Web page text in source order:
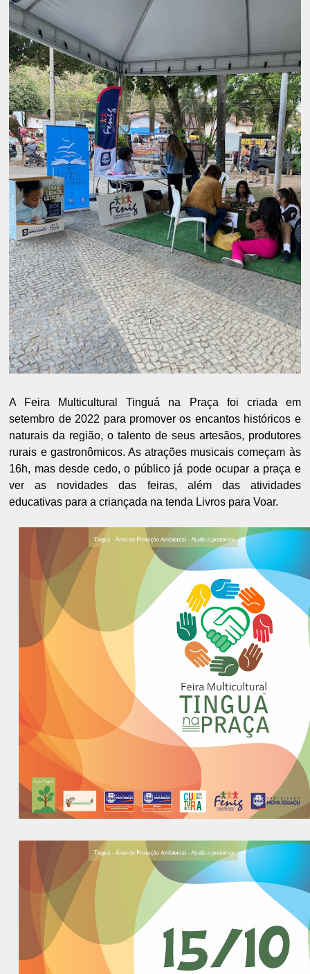
A Feira Multicultural Tinguá na Praça foi criada em
setembro de 2022 para promover os encantos históricos e
naturais da região, o talento de seus artesãos, produtores
rurais e gastronômicos. As atrações musicais começam às
16h, mas desde cedo, o público já pode ocupar a praça e
ver as novidades das feiras, além das atividades
educativas para a criançada na tenda Livros para Voar.